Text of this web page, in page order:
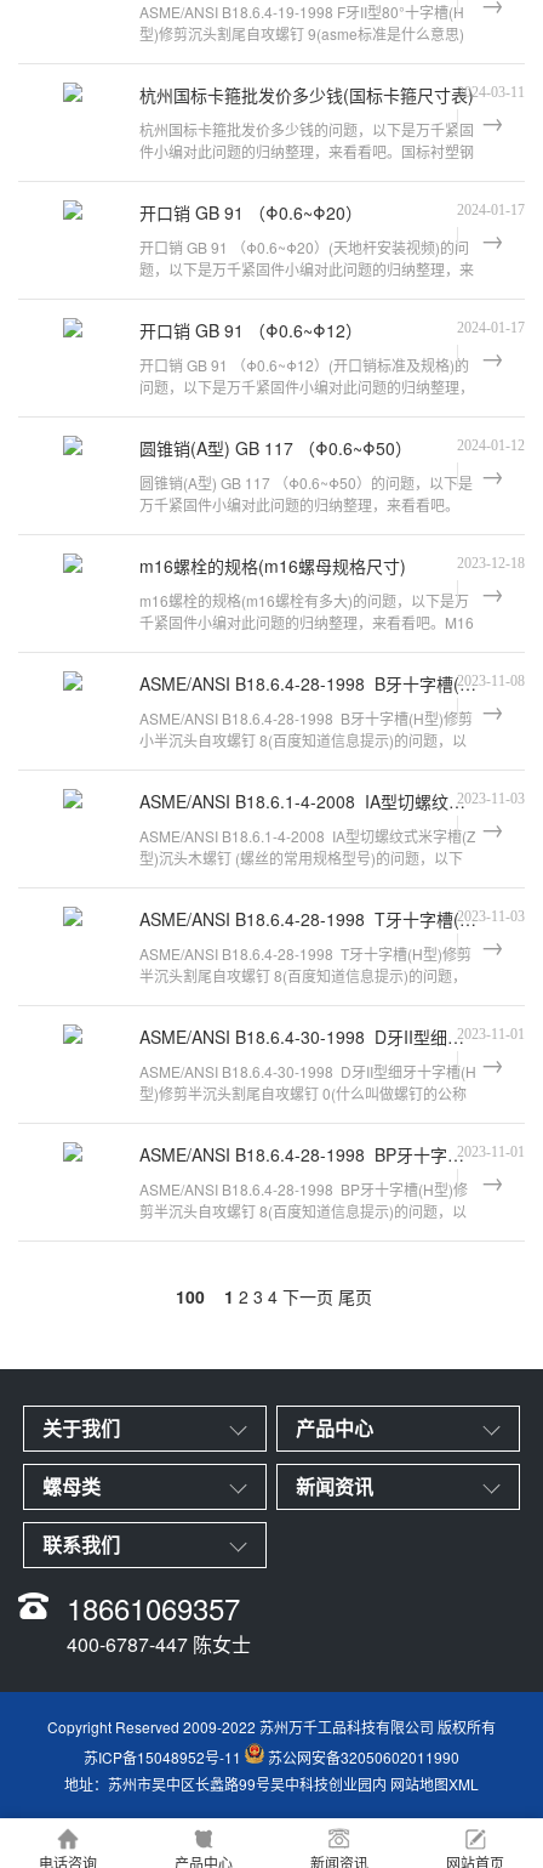
ASME/ANSI B18.6.4-19-1998 F牙II型80°十字槽(H
型)修剪沉头割尾自攻螺钉 9(asme标准是什么意思)
杭州国标卡箍批发价多少钱(国标卡箍尺寸表)2024-03-11
杭州国标卡箍批发价多少钱的问题，以下是万千紧固
件小编对此问题的归纳整理，来看看吧。国标衬塑钢
开口销 GB 91 （Φ0.6~Φ20） 2024-01-17
开口销 GB 91 （Φ0.6~Φ20）(天地杆安装视频)的问
题，以下是万千紧固件小编对此问题的归纳整理，来
开口销 GB 91 （Φ0.6~Φ12） 2024-01-17
开口销 GB 91 （Φ0.6~Φ12）(开口销标准及规格)的
问题，以下是万千紧固件小编对此问题的归纳整理，
圆锥销(A型) GB 117 （Φ0.6~Φ50） 2024-01-12
圆锥销(A型) GB 117 （Φ0.6~Φ50）的问题，以下是
万千紧固件小编对此问题的归纳整理，来看看吧。
m16螺栓的规格(m16螺母规格尺寸) 2023-12-18
m16螺栓的规格(m16螺栓有多大)的问题，以下是万
千紧固件小编对此问题的归纳整理，来看看吧。M16
ASME/ANSI B18.6.4-28-1998 B牙十字槽(H型)修剪小半沉头自攻螺钉 8
2023-11-08
ASME/ANSI B18.6.4-28-1998 B牙十字槽(H型)修剪
小半沉头自攻螺钉 8(百度知道信息提示)的问题，以
ASME/ANSI B18.6.1-4-2008 IA型切螺纹式米字槽(Z型)沉头木螺钉2023-11-03
ASME/ANSI B18.6.1-4-2008 IA型切螺纹式米字槽(Z
型)沉头木螺钉 (螺丝的常用规格型号)的问题，以下
ASME/ANSI B18.6.4-28-1998 T牙十字槽(H型)修剪半沉头割尾自攻螺钉 8
2023-11-03
ASME/ANSI B18.6.4-28-1998 T牙十字槽(H型)修剪
半沉头割尾自攻螺钉 8(百度知道信息提示)的问题，
ASME/ANSI B18.6.4-30-1998 D牙II型细牙十字槽(H型)修剪半沉头割尾自攻螺钉 02023-11-01
ASME/ANSI B18.6.4-30-1998 D牙II型细牙十字槽(H
型)修剪半沉头割尾自攻螺钉 0(什么叫做螺钉的公称
ASME/ANSI B18.6.4-28-1998 BP牙十字槽(H型)修剪半沉头自攻螺钉 82023-11-01
ASME/ANSI B18.6.4-28-1998 BP牙十字槽(H型)修
剪半沉头自攻螺钉 8(百度知道信息提示)的问题，以
100 1 2 3 4 下一页 尾页
关于我们 产品中心
螺母类 新闻资讯
联系我们
18661069357
400-6787-447 陈女士
Copyright Reserved 2009-2022 苏州万千工品科技有限公司 版权所有
苏ICP备15048952号-11
苏公网安备32050602011990
地址：苏州市吴中区长蠡路99号吴中科技创业园内 网站地图XML
电话咨询 产品中心 新闻资讯 网站首页